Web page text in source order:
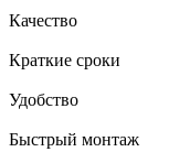
Качество
Краткие сроки
Удобство
Быстрый монтаж